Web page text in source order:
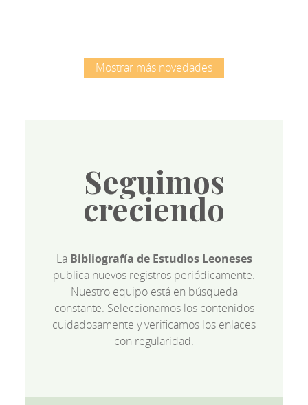
Mostrar más novedades
Seguimos
creciendo
La Bibliografía de Estudios Leoneses
publica nuevos registros periódicamente.
Nuestro equipo está en búsqueda
constante. Seleccionamos los contenidos
cuidadosamente y verificamos los enlaces
con regularidad.